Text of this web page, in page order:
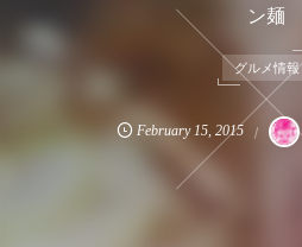
ン麺
グルメ情報
February 15, 2015